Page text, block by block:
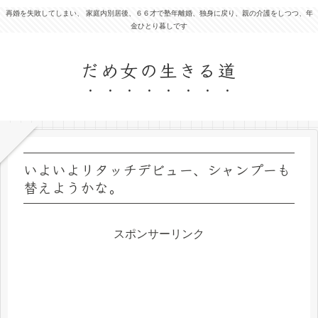
再婚を失敗してしまい、 家庭内別居後、６６才で塾年離婚、独身に戻り、親の介護をしつつ、年
金ひとり暮しです
だめ女の生きる道
いよいよリタッチデビュー、シャンプーも
替えようかな。
スポンサーリンク